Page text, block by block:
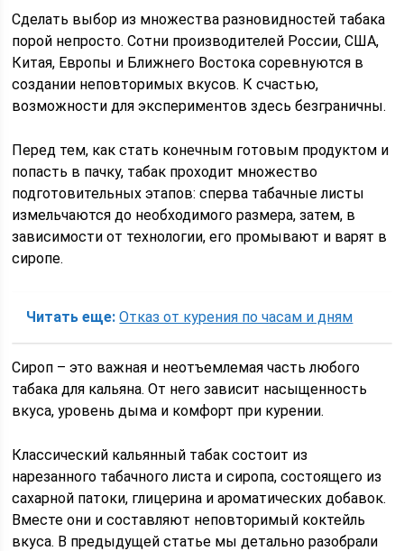
Сделать выбор из множества разновидностей табака
порой непросто. Сотни производителей России, США,
Китая, Европы и Ближнего Востока соревнуются в
создании неповторимых вкусов. К счастью,
возможности для экспериментов здесь безграничны.
Перед тем, как стать конечным готовым продуктом и
попасть в пачку, табак проходит множество
подготовительных этапов: сперва табачные листы
измельчаются до необходимого размера, затем, в
зависимости от технологии, его промывают и варят в
сиропе.
Читать еще: Отказ от курения по часам и дням
Сироп – это важная и неотъемлемая часть любого
табака для кальяна. От него зависит насыщенность
вкуса, уровень дыма и комфорт при курении.
Классический кальянный табак состоит из
нарезанного табачного листа и сиропа, состоящего из
сахарной патоки, глицерина и ароматических добавок.
Вместе они и составляют неповторимый коктейль
вкуса. В предыдущей статье мы детально разобрали